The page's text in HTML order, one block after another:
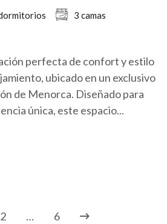
3 camas
perfecta de confort y estilo
ubicado en un exclusivo
de Menorca. Diseñado para
única, este espacio...
2 … 6